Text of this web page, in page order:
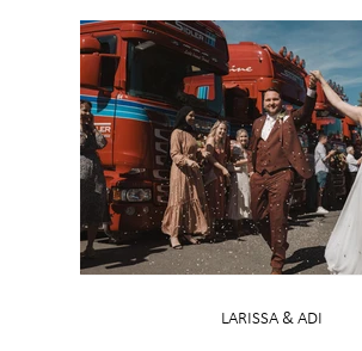
LARISSA & ADI